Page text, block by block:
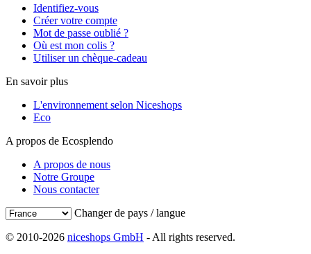
Identifiez-vous
Créer votre compte
Mot de passe oublié ?
Où est mon colis ?
Utiliser un chèque-cadeau
En savoir plus
L'environnement selon Niceshops
Eco
A propos de Ecosplendo
A propos de nous
Notre Groupe
Nous contacter
Changer de pays / langue
© 2010-2026 niceshops GmbH - All rights reserved.